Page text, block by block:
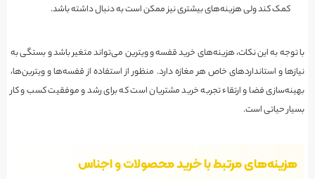
کمک کند ولی هزینه‌های بیشتری نیز ممکن است به دنبال داشته باشد.
با توجه به این نکات، هزینه‌های خرید قفسه و ویترین می‌تواند متغیر باشد و بستگی به
نیازها و استانداردهای خاص هر مغازه دارد. منظور از استفاده از قفسه‌ها و ویترین‌ها،
بهینه‌سازی فضا و ارتقاء تجربه خرید مشتریان است که برای رشد و موفقیت کسب و کار
بسیار حیاتی است.
هزینه‌های مرتبط با خرید محصولات و اجناس